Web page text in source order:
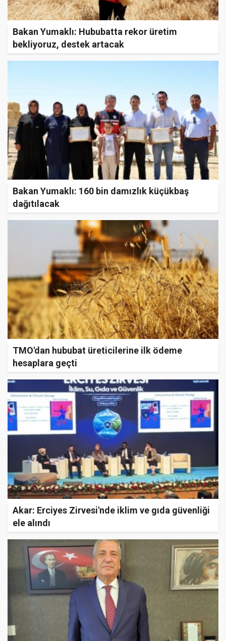
Bakan Yumaklı: Hububatta rekor üretim
bekliyoruz, destek artacak
Bakan Yumaklı: 160 bin damızlık küçükbaş
dağıtılacak
TMO'dan hububat üreticilerine ilk ödeme
hesaplara geçti
Akar: Erciyes Zirvesi'nde iklim ve gıda güvenliği
ele alındı